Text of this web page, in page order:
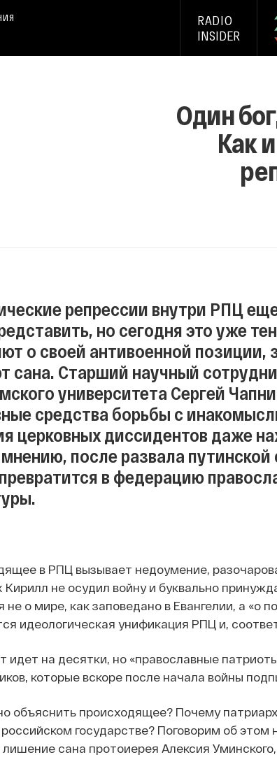
RADIO
INSIDER
Один
Как
репрессии внутри РПЦ
но сегодня это уже
о своей антивоенной
сана. Старший научный
университета Сергей
средства борьбы с
церковных диссидентов даже
после развала
в федерацию
в РПЦ вызывает недоумение,
Кирилл не осудил войну и буквально
не о мире, как заповедано в Евангелии, а
идеологическая унификация РПЦ и,
идет на десятки, но «православные
которые вскоре после начала войны
объяснить происходящее? Почему
государстве? Поговорим об
сана протоиерея Алексия